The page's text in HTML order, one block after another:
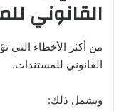
القانوني
من أكثر الأخطاء التي
القانوني للمستندات.
ويشمل ذلك: